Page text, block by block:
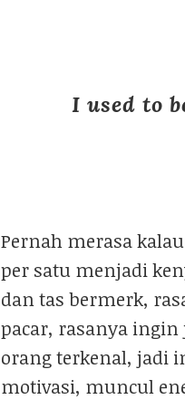
I used to
Pernah merasa
per satu menjadi
dan tas bermerk,
pacar, rasanya ingin
orang terkenal, jadi
motivasi, muncul